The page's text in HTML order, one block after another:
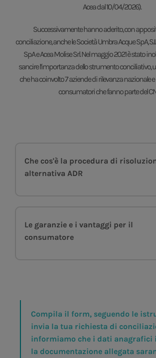
Acea dal 10/04/2026).
Successivamente hanno aderito, con
conciliazione, anche le Società Umbra Acque SpA,
SpA e Acea Molise Srl. Nel maggio 2021 è stato
sancire l’importanza dello strumento conciliativo,
che ha coinvolto 7 aziende di rilevanza nazionale
consumatori che fanno parte del
Che cos'è la procedura di
alternativa ADR
Le garanzie e i vantaggi per il
consumatore
Compila il form, seguendo le
invia la tua richiesta di
informiamo che i dati anagrafici
la documentazione allegata